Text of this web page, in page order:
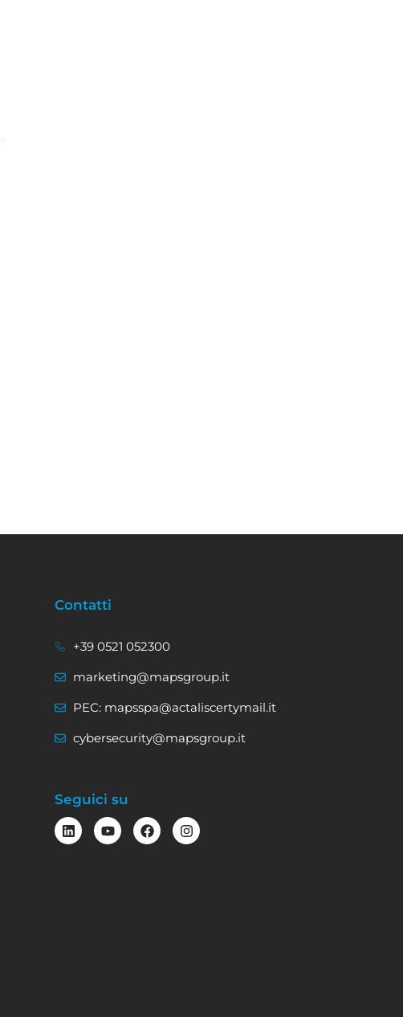
Contatti
+39 0521 052300
marketing@mapsgroup.it
PEC: mapsspa@actaliscertymail.it
cybersecurity@mapsgroup.it
Seguici su